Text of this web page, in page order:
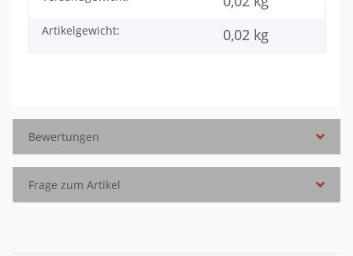
Artikelgewicht: 0,02 kg
Bewertungen
Frage zum Artikel